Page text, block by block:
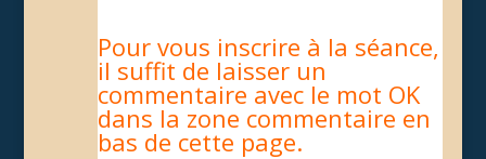
Pour vous inscrire à la séance,
il suffit de laisser un
commentaire avec le mot OK
dans la zone commentaire en
bas de cette page.